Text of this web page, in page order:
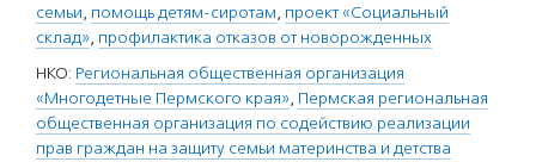
семьи, помощь детям-сиротам, проект «Социальный
склад», профилактика отказов от новорожденных
НКО: Региональная общественная организация
«Многодетные Пермского края», Пермская региональная
общественная организация по содействию реализации
прав граждан на защиту семьи материнства и детства